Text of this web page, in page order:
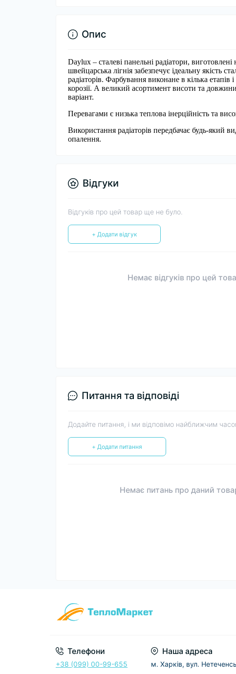
Опис
Daylux – сталеві панельні радіатори,
швейцарська лігнія забезпечує ідеальну якість
радіаторів. Фарбування виконане в кілька
корозії. А великий асортимент висоти та
варіант.
Перевагами є низька теплова інерційність та
Використання радіаторів передбачає будь-
опалення.
Відгуки
Відгуків про цей товар ще не було.
+ Додати відгук
Немає відгуків про цей
Питання та відповіді
Додайте питання, і ми відповімо найближчим
+ Додати питання
Немає питань про даний
Телефони
+38 (099) 00-99-655
Наша адреса
м. Харків, вул.